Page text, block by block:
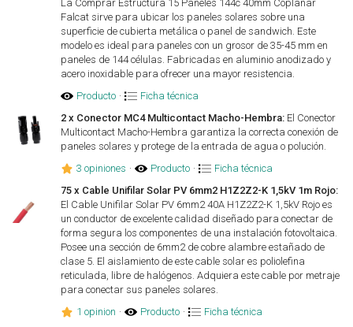
La Comprar Estructura 15 Paneles 144c 40mm Coplanar
Falcat sirve para ubicar los paneles solares sobre una
superficie de cubierta metálica o panel de sandwich. Este
modelo es ideal para paneles con un grosor de 35-45 mm en
paneles de 144 células. Fabricadas en aluminio anodizado y
acero inoxidable para ofrecer una mayor resistencia.
Producto ·
Ficha técnica
2 x Conector MC4 Multicontact Macho-Hembra: El Conector
Multicontact Macho-Hembra garantiza la correcta conexión de
paneles solares y protege de la entrada de agua o polución.
3 opiniones · Producto ·
Ficha técnica
75 x Cable Unifilar Solar PV 6mm2 H1Z2Z2-K 1,5kV 1m Rojo:
El Cable Unifilar Solar PV 6mm2 40A H1Z2Z2-K 1,5kV Rojo es
un conductor de excelente calidad diseñado para conectar de
forma segura los componentes de una instalación fotovoltaica.
Posee una sección de 6mm2 de cobre alambre estañado de
clase 5. El aislamiento de este cable solar es poliolefina
reticulada, libre de halógenos. Adquiera este cable por metraje
para conectar sus paneles solares.
1 opinion · Producto ·
Ficha técnica